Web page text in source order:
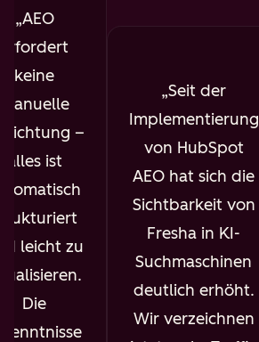
AEO
erfordert
keine
manuelle
–
alles ist
leicht zu
Die
Seit der
Implementierung
von HubSpot
AEO hat sich die
Sichtbarkeit von
Fresha in KI-
Suchmaschinen
deutlich erhöht.
Wir verzeichnen